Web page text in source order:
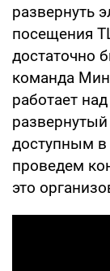
развернуть
посещения
достаточно
команда
работает
доступным
проведем
это